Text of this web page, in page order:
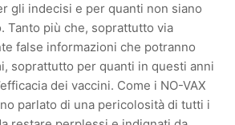
gli indecisi e per quanti non siano
Tanto più che, soprattutto via
false informazioni che potranno
soprattutto per quanti in questi anni
dei vaccini. Come i NO-VAX
parlato di una pericolosità di tutti i